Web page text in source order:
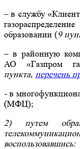
– в службу
образовании (9
– в районную
АО «Газпром
пункта, перечень
- в
(МФЦ);
2) путем
воспользовавшись: